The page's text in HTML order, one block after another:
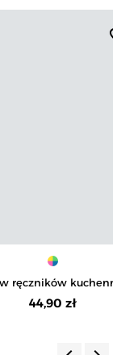
ręczników
w
koszyku 3-pak
44,90 zł